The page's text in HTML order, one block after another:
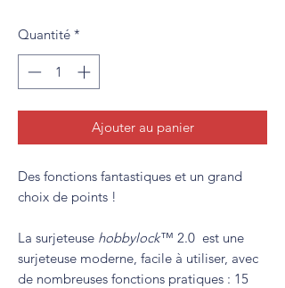
Quantité *
Ajouter au panier
Des fonctions fantastiques et un grand
choix de points !
La surjeteuse hobbylock™ 2.0 est une
surjeteuse moderne, facile à utiliser, avec
de nombreuses fonctions pratiques : 15